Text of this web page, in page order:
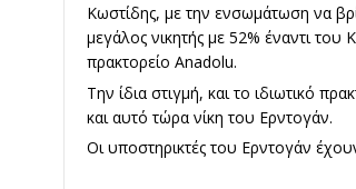
Κωστίδης, με την ενσωμάτωση να
μεγάλος νικητής με 52% έναντι
πρακτορείο Anadolu.
Την ίδια στιγμή, και το ιδιωτικό
και αυτό τώρα νίκη του Ερντογάν.
Οι υποστηρικτές του Ερντογάν